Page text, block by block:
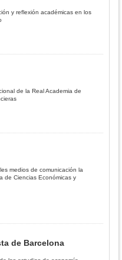
y reflexión académicas en los
de la Real Academia de
medios de comunicación la
de Ciencias Económicas y
de Barcelona